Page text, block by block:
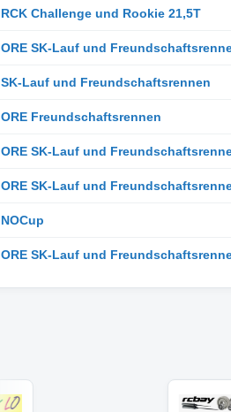
RCK Challenge und Rookie 21,5T
ORE SK-Lauf und
SK-Lauf und Freundschaftsrennen
ORE Freundschaftsrennen
ORE SK-Lauf und
ORE SK-Lauf und
NOCup
ORE SK-Lauf und